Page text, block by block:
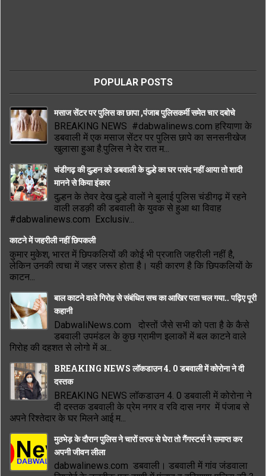
POPULAR POSTS
मसाज सेंटर पर पुलिस का छापा ,पंजाब पुलिसकर्मी समेत चार दबोचे
BREAKING NEWS #dabwalinews.com हरियाणा के
डबवाली में एक मसाज सेंटर पर पुलिस छापे का सनसनीखेज
खुलासा हुआ है.पुलिस ने देर रात म...
चंडीगढ़ की दुल्हन को डबवाली के दुल्हे का घर पसंद नहीं आया तो शादी
मानने से किया इंकार
दुल्हन के तेवर देख दुल्हे वालों ने बुलाई पुलिस चंडीगढ़ में रहने
वाली लडक़ी की डबवाली के युवक से हुआ था विवाह
#dabwalinews.com Exclusiv...
काटने में जहरीली नहीं छिपकली
कुमार मुकेश, भारत में छिपकलियों की कोई भी प्रजाति जहरीली नहीं है,
लेकिन उनकी त्वचा में जहर जरूर होता है। यही कारण है कि छिपकलियों के
काटन...
बाल काटने वाले गिरोह से संबंधित सच का आखिर पता चल गया.. पढ़िए पूरी
कहानी
DabwaliNews.com दोस्तों जैसे सभी को पता है के कैसे
डबवाली उपमंडल के कुछ ग्रामीण इलाकों में बल काटने वाले
गिरोह की दहशत से लोगो में अ...
BREAKING NEWS लॉकडाउन 4. 0 डबवाली में कोरोना ने दी
दस्तक
BREAKING NEWS लॉकडाउन 4. 0 डबवाली में कोरोना ने
दी दस्तक डबवाली के प्रेम नगर व रवि दास नगर में पंजाब से
अपने रिश्तेदार के घर मिलने आई म...
मुठभेड़ के दौरान पुलिस ने चारों तरफ से घेरा तो गैंगस्टर्स ने समाप्त कर
अपनी जीवन लीला
dabwalinews.com डबवाली। डबवाली में गांव जंडवाला